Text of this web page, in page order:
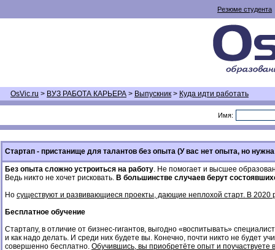
Резюме студента
OsVic.ru > ВУЗ РАБОТА КАРЬЕРА > Выпускник > Куда идти работать
Имя:
Стартап - пристанище для талантов без опыта (У вас нет опыта, но
Без опыта сложно устроиться на работу. Не помогает и высшее
Ведь никто не хочет рисковать. В большинстве случаев берут
Но существуют и развивающиеся проекты, дающие неплохой старт. В 2020
Бесплатное обучение
Стартапу, в отличие от бизнес-гигантов, выгодно «воспитывать»
и как надо делать. И среди них будете вы. Конечно, почти никто не будет
совершенно бесплатно. Обучившись, вы приобретёте опыт и поучаствуете